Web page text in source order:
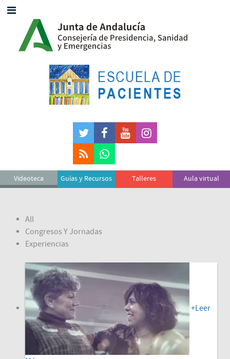
Videoteca Guías y Recursos Talleres Aula virtual
All
Congresos Y Jornadas
Experiencias
+Leer